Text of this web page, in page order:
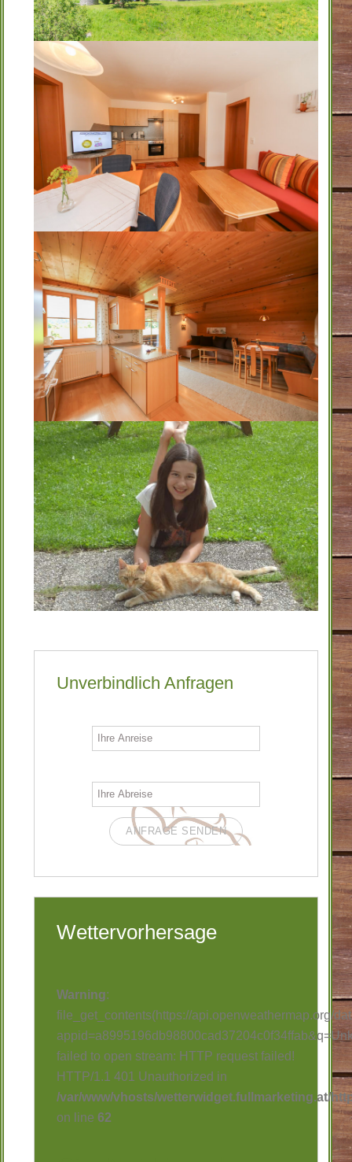
Unverbindlich Anfragen
ANFRAGE SENDEN
Wettervorhersage
Warning:
file_get_contents(https://api.openweathermap.org/
failed to open stream: HTTP request failed!
HTTP/1.1 401 Unauthorized in
/var/www/vhosts/wetterwidget.fullmarketing.at/
on line 62